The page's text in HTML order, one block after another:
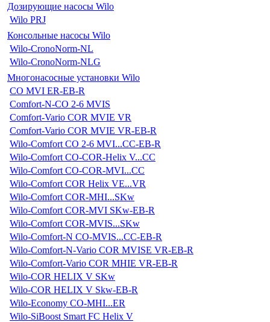
Дозирующие насосы Wilo
Wilo PRJ
Консольные насосы Wilo
Wilo-CronoNorm-NL
Wilo-CronoNorm-NLG
Многонасосные установки Wilo
CO MVI ER-EB-R
Comfort-N-CO 2-6 MVIS
Comfort-Vario COR MVIE VR
Comfort-Vario COR MVIE VR-EB-R
Wilo-Comfort CO 2-6 MVI...CC-EB-R
Wilo-Comfort CO-COR-Helix V...CC
Wilo-Comfort CO-COR-MVI...CC
Wilo-Comfort COR Helix VE...VR
Wilo-Comfort COR-MHI...SKw
Wilo-Comfort COR-MVI SKw-EB-R
Wilo-Comfort COR-MVIS...SKw
Wilo-Comfort-N CO-MVIS...CC-EB-R
Wilo-Comfort-N-Vario COR MVISE VR-EB-R
Wilo-Comfort-Vario COR MHIE VR-EB-R
Wilo-COR HELIX V SKw
Wilo-COR HELIX V Skw-EB-R
Wilo-Economy CO-MHI...ER
Wilo-SiBoost Smart FC Helix V